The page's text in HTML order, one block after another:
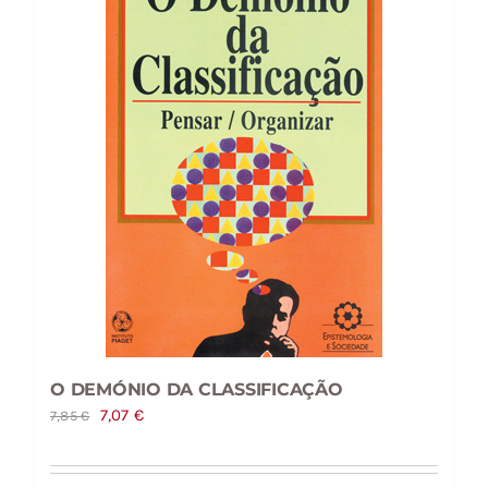
O DEMÓNIO DA CLASSIFICAÇÃO
7,85€
O
original
7,07 €O
atual